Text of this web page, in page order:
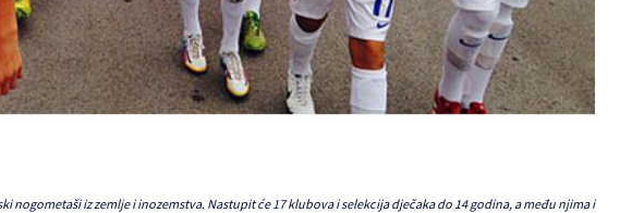
nogometaši iz zemlje i inozemstva. Nastupit će 17 klubova i selekcija dječaka do 14 godina, a među njima i